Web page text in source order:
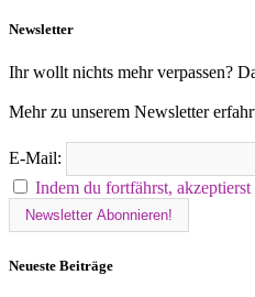
Newsletter
Ihr wollt nichts mehr verpassen?
Mehr zu unserem Newsletter
E-Mail:
Indem du fortfährst,
Neueste Beiträge